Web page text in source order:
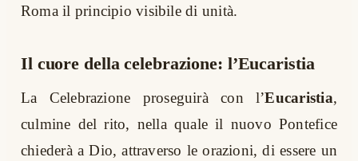
Roma il principio visibile di unità.
Il cuore della celebrazione: l’Eucaristia
La Celebrazione proseguirà con l’Eucaristia,
culmine del rito, nella quale il nuovo Pontefice
chiederà a Dio, attraverso le orazioni, di essere un